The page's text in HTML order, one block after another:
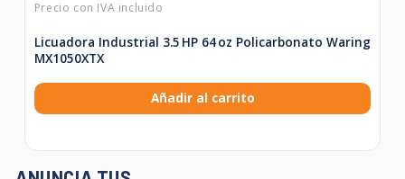
Licuadora Industrial 3.5 HP 64 oz Policarbonato Waring
MX1050XTX
Añadir al carrito